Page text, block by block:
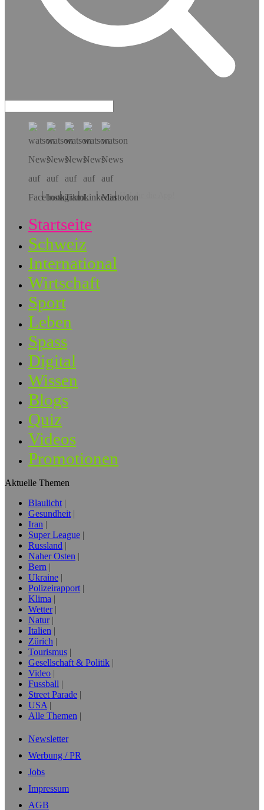
Hol dir die App!
Startseite
Schweiz
International
Wirtschaft
Sport
Leben
Spass
Digital
Wissen
Blogs
Quiz
Videos
Promotionen
Aktuelle Themen
Blaulicht
Gesundheit
Iran
Super League
Russland
Naher Osten
Bern
Ukraine
Polizeirapport
Klima
Wetter
Natur
Italien
Zürich
Tourismus
Gesellschaft & Politik
Video
Fussball
Street Parade
USA
Alle Themen
Newsletter
Werbung / PR
Jobs
Impressum
AGB